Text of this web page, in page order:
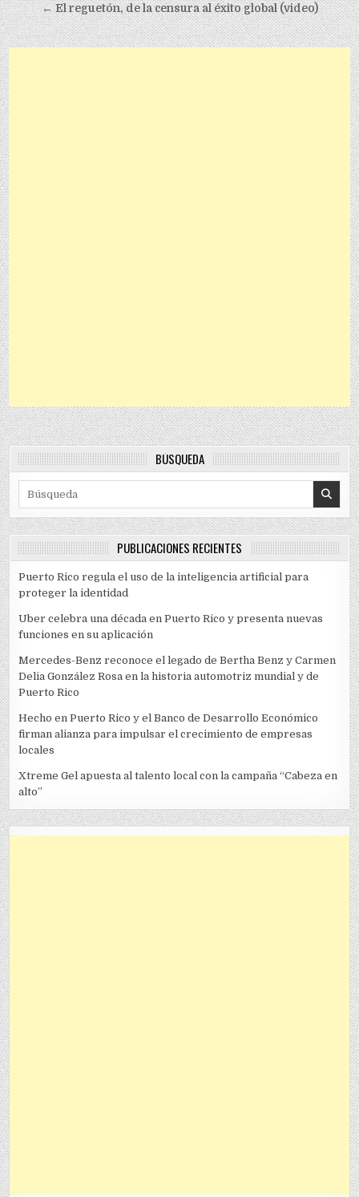
← El reguetón, de la censura al éxito global (video)
BÚSQUEDA
Search for:
PUBLICACIONES RECIENTES
Puerto Rico regula el uso de la inteligencia artificial para
proteger la identidad
Uber celebra una década en Puerto Rico y presenta nuevas
funciones en su aplicación
Mercedes-Benz reconoce el legado de Bertha Benz y Carmen
Delia González Rosa en la historia automotriz mundial y de
Puerto Rico
Hecho en Puerto Rico y el Banco de Desarrollo Económico
firman alianza para impulsar el crecimiento de empresas
locales
Xtreme Gel apuesta al talento local con la campaña “Cabeza en
alto”